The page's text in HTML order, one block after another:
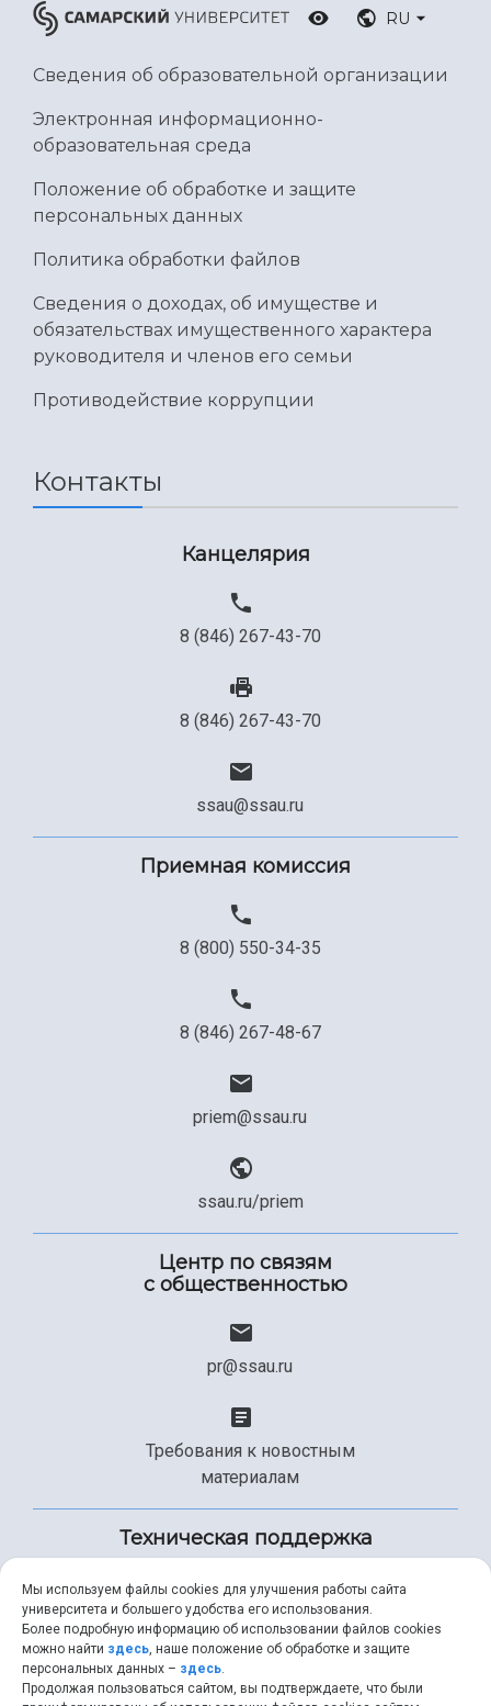
RU
Сведения об образовательной организации
Электронная информационно-
образовательная среда
Положение об обработке и защите
персональных данных
Политика обработки файлов
Сведения о доходах, об имуществе и
обязательствах имущественного характера
руководителя и членов его семьи
Противодействие коррупции
Контакты
Канцелярия
8 (846) 267-43-70
8 (846) 267-43-70
ssau@ssau.ru
Приемная комиссия
8 (800) 550-34-35
8 (846) 267-48-67
priem@ssau.ru
ssau.ru/priem
Центр по связям
с общественностью
pr@ssau.ru
Требования к новостным
материалам
Техническая поддержка
+7 (846) 267-49-99
Мы используем файлы cookies для улучшения работы сайта
университета и большего удобства его использования.
Более подробную информацию об использовании файлов cookies
можно найти здесь, наше положение об обработке и защите
персональных данных – здесь.
Продолжая пользоваться сайтом, вы подтверждаете, что были